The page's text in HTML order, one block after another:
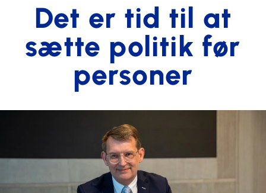
Det er tid til at
sætte politik før
personer